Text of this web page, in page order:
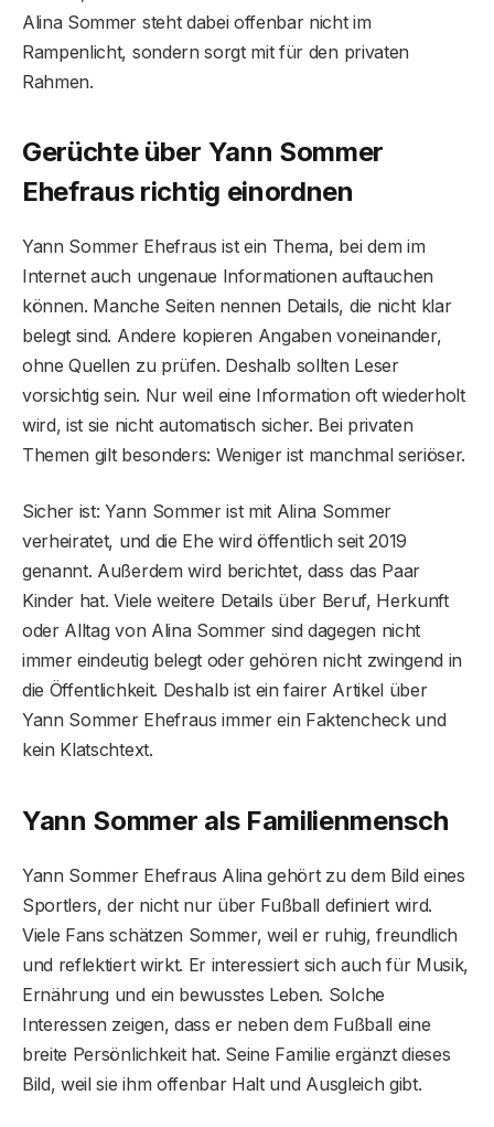
Alina Sommer steht dabei offenbar nicht im
Rampenlicht, sondern sorgt mit für den privaten
Rahmen.
Gerüchte über Yann Sommer
Ehefraus richtig einordnen
Yann Sommer Ehefraus ist ein Thema, bei dem im
Internet auch ungenaue Informationen auftauchen
können. Manche Seiten nennen Details, die nicht klar
belegt sind. Andere kopieren Angaben voneinander,
ohne Quellen zu prüfen. Deshalb sollten Leser
vorsichtig sein. Nur weil eine Information oft wiederholt
wird, ist sie nicht automatisch sicher. Bei privaten
Themen gilt besonders: Weniger ist manchmal seriöser.
Sicher ist: Yann Sommer ist mit Alina Sommer
verheiratet, und die Ehe wird öffentlich seit 2019
genannt. Außerdem wird berichtet, dass das Paar
Kinder hat. Viele weitere Details über Beruf, Herkunft
oder Alltag von Alina Sommer sind dagegen nicht
immer eindeutig belegt oder gehören nicht zwingend in
die Öffentlichkeit. Deshalb ist ein fairer Artikel über
Yann Sommer Ehefraus immer ein Faktencheck und
kein Klatschtext.
Yann Sommer als Familienmensch
Yann Sommer Ehefraus Alina gehört zu dem Bild eines
Sportlers, der nicht nur über Fußball definiert wird.
Viele Fans schätzen Sommer, weil er ruhig, freundlich
und reflektiert wirkt. Er interessiert sich auch für Musik,
Ernährung und ein bewusstes Leben. Solche
Interessen zeigen, dass er neben dem Fußball eine
breite Persönlichkeit hat. Seine Familie ergänzt dieses
Bild, weil sie ihm offenbar Halt und Ausgleich gibt.